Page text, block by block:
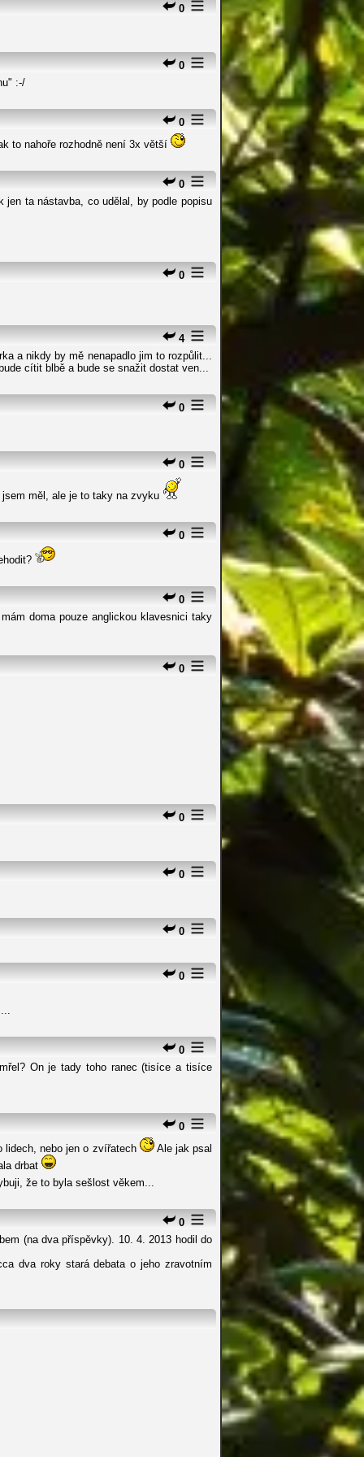
0
0
:-/
0
to nahoře rozhodně není 3x větší
0
ta nástavba, co udělal, by podle popisu
0
4
a nikdy by mě nenapadlo jim to rozpůlit...
cítit blbě a bude se snažit dostat ven...
0
0
měl, ale je to taky na zvyku
0
0
doma pouze anglickou klavesnici taky
0
0
0
0
0
0
On je tady toho ranec (tisíce a tisíce
0
nebo jen o zvířatech
Ale jak psal
drbat
že to byla sešlost věkem...
0
(na dva příspěvky). 10. 4. 2013 hodil do
dva roky stará debata o jeho zravotním